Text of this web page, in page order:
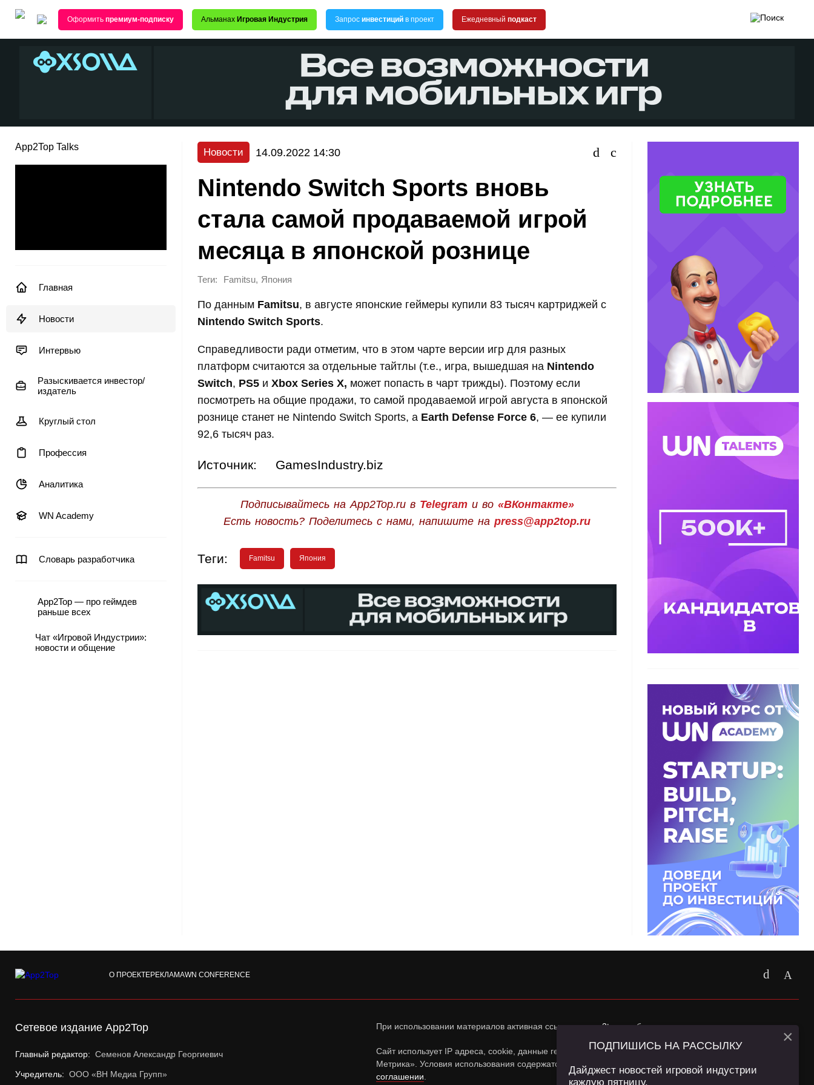
Оформить премиум-подписку Альманах Игровая Индустрия Запрос инвестиций в проект Ежедневный подкаст
App2Top Talks
Главная
Новости
Интервью
Разыскивается инвестор/
издатель
Круглый стол
Профессия
Аналитика
WN Academy
Словарь разработчика
App2Top — про геймдев
раньше всех
Чат «Игровой Индустрии»:
новости и общение
Новости 14.09.2022 14:30
Nintendo Switch Sports вновь
стала самой продаваемой игрой
месяца в японской рознице
Теги: Famitsu, Япония
По данным Famitsu, в августе японские геймеры купили 83 тысяч картриджей с
Nintendo Switch Sports.
Справедливости ради отметим, что в этом чарте версии игр для разных
платформ считаются за отдельные тайтлы (т.е., игра, вышедшая на Nintendo
Switch, PS5 и Xbox Series X, может попасть в чарт трижды). Поэтому если
посмотреть на общие продажи, то самой продаваемой игрой августа в японской
рознице станет не Nintendo Switch Sports, а Earth Defense Force 6, — ее купили
92,6 тысяч раз.
Источник: GamesIndustry.biz
Подписывайтесь на App2Top.ru в Telegramи во «ВКонтакте»
Есть новость? Поделитесь с нами, напишите на press@app2top.ru
Теги: Famitsu Япония
О ПРОЕКТЕРЕКЛАМАWN CONFERENCE
Сетевое издание App2Top
Главный редактор: Семенов Александр Георгиевич
Учредитель: ООО «ВН Медиа Групп»
При использовании материалов активная ссылка наapp2top.ruобязательна.
Сайт использует IP адреса, cookie, данные геолокации Пользователей сайта и сервис «Яндекс
Метрика». Условия использования содержатся в
Политике конфиденциальностии
соглашении
ПОДПИШИСЬ НА РАССЫЛКУ
Дайджест новостей игровой индустрии
каждую пятницу.
×